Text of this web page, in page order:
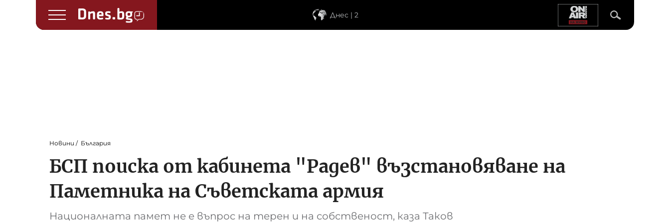
Днес | 2
Новини България
БСП поиска от кабинета "Радев" възстановяване на
Паметника на Съветската армия
Националната памет не е въпрос на терен и на собственост, каза Таков